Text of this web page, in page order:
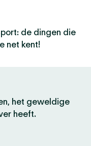
de dingen die
net kent!
het geweldige
heeft.